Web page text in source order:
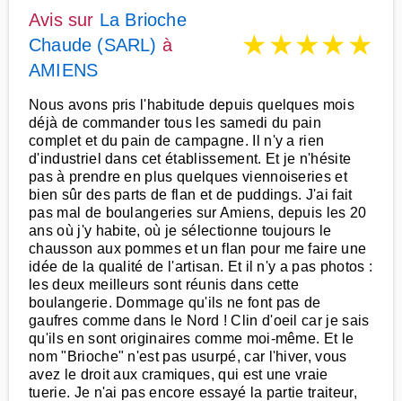
Avis sur La Brioche
Chaude (SARL) à
AMIENS
★★★★★
Nous avons pris l'habitude depuis quelques mois
déjà de commander tous les samedi du pain
complet et du pain de campagne. Il n'y a rien
d'industriel dans cet établissement. Et je n'hésite
pas à prendre en plus quelques viennoiseries et
bien sûr des parts de flan et de puddings. J'ai fait
pas mal de boulangeries sur Amiens, depuis les 20
ans où j'y habite, où je sélectionne toujours le
chausson aux pommes et un flan pour me faire une
idée de la qualité de l'artisan. Et il n'y a pas photos :
les deux meilleurs sont réunis dans cette
boulangerie. Dommage qu'ils ne font pas de
gaufres comme dans le Nord ! Clin d'oeil car je sais
qu'ils en sont originaires comme moi-même. Et le
nom "Brioche" n'est pas usurpé, car l'hiver, vous
avez le droit aux cramiques, qui est une vraie
tuerie. Je n'ai pas encore essayé la partie traiteur,